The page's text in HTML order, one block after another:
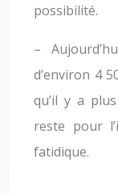
possibilité.
–
d’environ 4
qu’il y a
reste pour
fatidique.